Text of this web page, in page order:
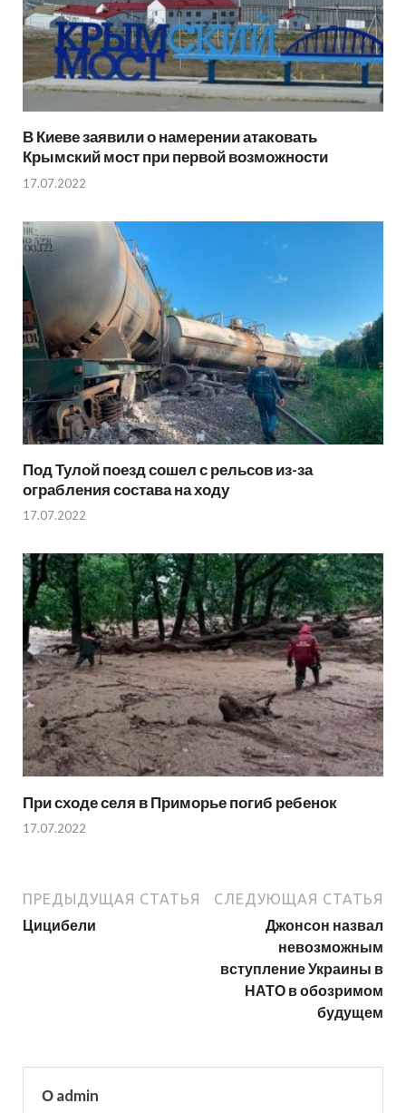
В Киеве заявили о намерении атаковать
Крымский мост при первой возможности
17.07.2022
Под Тулой поезд сошел с рельсов из-за
ограбления состава на ходу
17.07.2022
При сходе селя в Приморье погиб ребенок
17.07.2022
ПРЕДЫДУЩАЯ СТАТЬЯ
Цицибели
СЛЕДУЮЩАЯ СТАТЬЯ
Джонсон назвал
невозможным
вступление Украины в
НАТО в обозримом
будущем
О admin